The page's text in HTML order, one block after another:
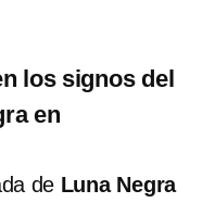
los signos del
en
de Luna Negra